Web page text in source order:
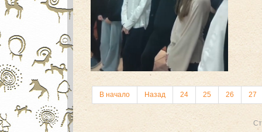
В начало Назад 24 25 26 27